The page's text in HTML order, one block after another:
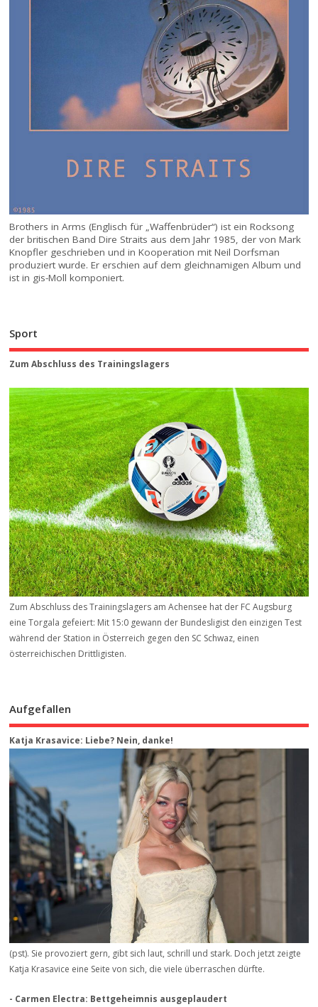
Brothers in Arms (Englisch für „Waffenbrüder“) ist ein Rocksong
der britischen Band Dire Straits aus dem Jahr 1985, der von Mark
Knopfler geschrieben und in Kooperation mit Neil Dorfsman
produziert wurde. Er erschien auf dem gleichnamigen Album und
ist in gis-Moll komponiert.
Sport
Zum Abschluss des Trainingslagers
Zum Abschluss des Trainingslagers am Achensee hat der FC Augsburg
eine Torgala gefeiert: Mit 15:0 gewann der Bundesligist den einzigen Test
während der Station in Österreich gegen den SC Schwaz, einen
österreichischen Drittligisten.
Aufgefallen
Katja Krasavice: Liebe? Nein, danke!
(pst). Sie provoziert gern, gibt sich laut, schrill und stark. Doch jetzt zeigte
Katja Krasavice eine Seite von sich, die viele überraschen dürfte.
- Carmen Electra: Bettgeheimnis ausgeplaudert